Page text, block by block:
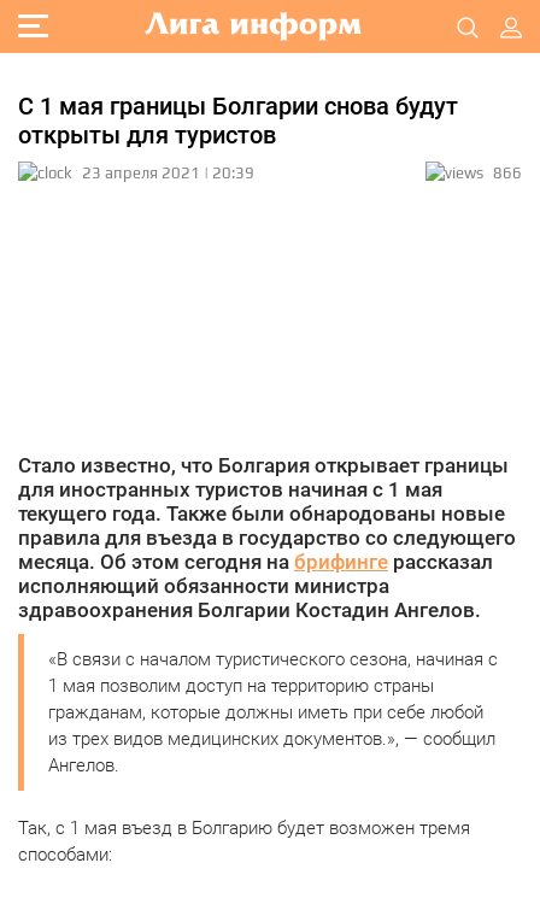
С 1 мая границы Болгарии снова будут
открыты для туристов
23 апреля 2021 | 20:39 866
Стало известно, что Болгария открывает границы
для иностранных туристов начиная с 1 мая
текущего года. Также были обнародованы новые
правила для въезда в государство со следующего
месяца. Об этом сегодня на брифинге рассказал
исполняющий обязанности министра
здравоохранения Болгарии Костадин Ангелов.
«В связи с началом туристического сезона, начиная с
1 мая позволим доступ на территорию страны
гражданам, которые должны иметь при себе любой
из трех видов медицинских документов.», — сообщил
Ангелов.
Так, с 1 мая въезд в Болгарию будет возможен тремя
способами: